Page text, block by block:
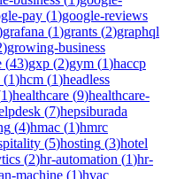
pay (1)google-reviews
grafana (1)grants (2)graphql
)growing-business
(43)gxp (2)gym (1)haccp
(1)hcm (1)headless
1)healthcare (9)healthcare-
(7)hepsiburada
(4)hmac (1)hmrc
(5)hosting (3)hotel
(2)hr-automation (1)hr-
machine (1)hvac